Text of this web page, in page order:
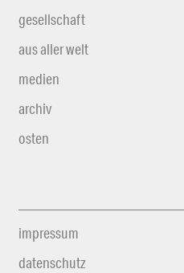
gesellschaft
aus aller welt
medien
archiv
osten
impressum
datenschutz